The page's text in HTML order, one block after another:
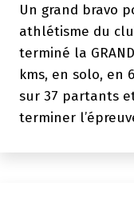
Un grand bravo
athlétisme du
terminé la
kms, en solo, en
sur 37 partants
terminer